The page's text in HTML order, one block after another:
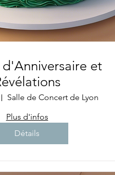
et
Salle de Concert de Lyon
Plus d'infos
Détails